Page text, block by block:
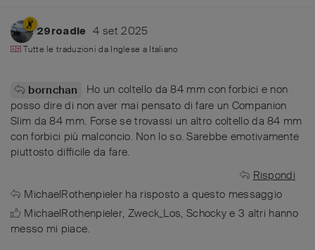
29roadie 4 set 2025
Tutte le traduzioni da Inglese a Italiano
bornchan
Ho un coltello da 84 mm con forbici e non
posso dire di non aver mai pensato di fare un Companion
Slim da 84 mm. Forse se trovassi un altro coltello da 84 mm
con forbici più malconcio. Non lo so. Sarebbe emotivamente
piuttosto difficile da fare.
Rispondi
MichaelRothenpieler ha risposto a questo messaggio
MichaelRothenpieler, Zweck_Los, Schocky e 3 altri hanno
messo mi piace.